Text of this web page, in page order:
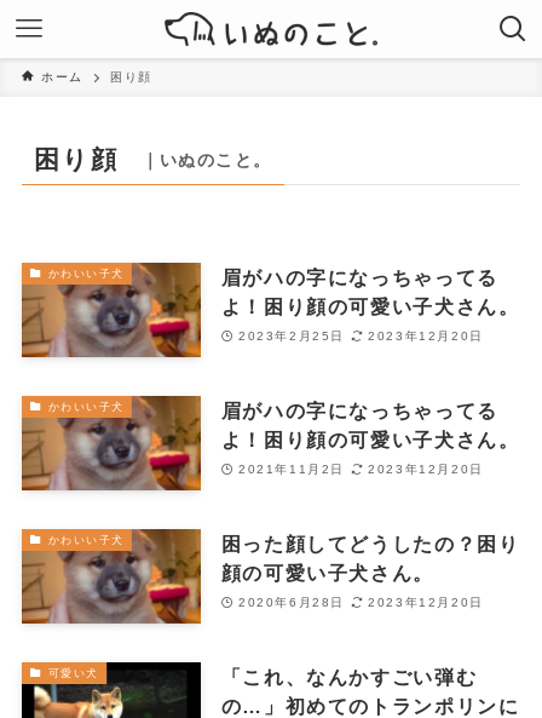
ホーム 困り顔
困り顔 ｜いぬのこと。
かわいい子犬
眉がハの字になっちゃってる
よ！困り顔の可愛い子犬さん。
2023年2月25日 2023年12月20日
かわいい子犬
眉がハの字になっちゃってる
よ！困り顔の可愛い子犬さん。
2021年11月2日 2023年12月20日
かわいい子犬
困った顔してどうしたの？困り
顔の可愛い子犬さん。
2020年6月28日 2023年12月20日
可愛い犬
「これ、なんかすごい弾む
の…」初めてのトランポリンに